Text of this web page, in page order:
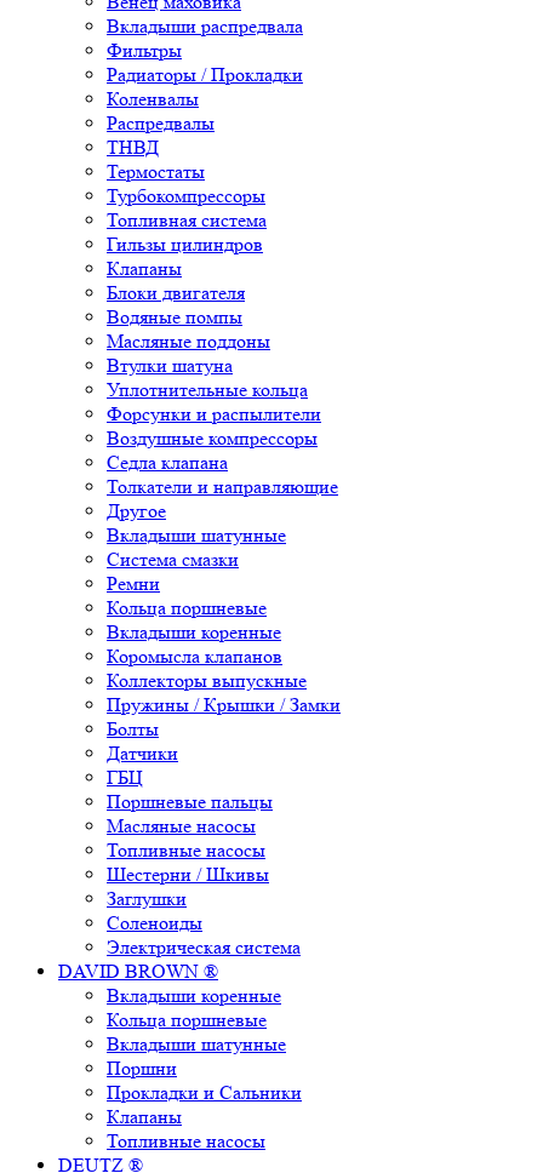
Вкладыши распредвала
Фильтры
Радиаторы / Прокладки
Коленвалы
Распредвалы
ТНВД
Термостаты
Турбокомпрессоры
Топливная система
Гильзы цилиндров
Клапаны
Блоки двигателя
Водяные помпы
Масляные поддоны
Втулки шатуна
Уплотнительные кольца
Форсунки и распылители
Воздушные компрессоры
Седла клапана
Толкатели и направляющие
Другое
Вкладыши шатунные
Система смазки
Ремни
Кольца поршневые
Вкладыши коренные
Коромысла клапанов
Коллекторы выпускные
Пружины / Крышки / Замки
Болты
Датчики
ГБЦ
Поршневые пальцы
Масляные насосы
Топливные насосы
Шестерни / Шкивы
Заглушки
Соленоиды
Электрическая система
DAVID BROWN ®
Вкладыши коренные
Кольца поршневые
Вкладыши шатунные
Поршни
Прокладки и Сальники
Клапаны
Топливные насосы
DEUTZ ®